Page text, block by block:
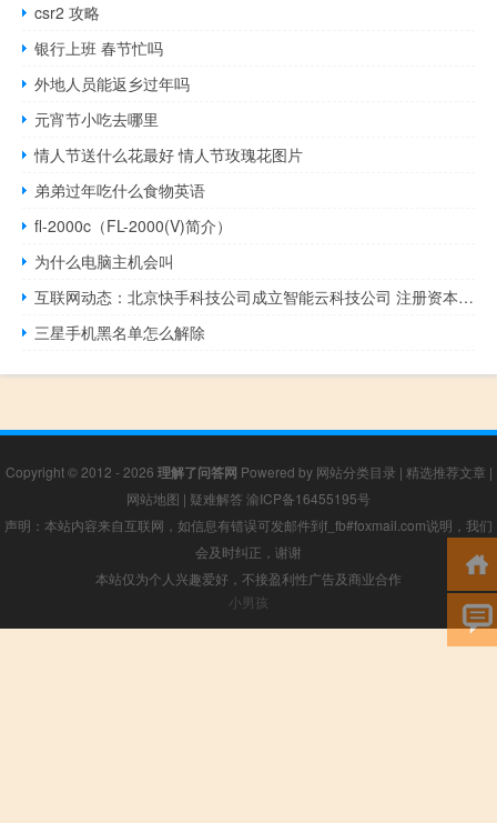
csr2 攻略
银行上班 春节忙吗
外地人员能返乡过年吗
元宵节小吃去哪里
情人节送什么花最好 情人节玫瑰花图片
弟弟过年吃什么食物英语
fl-2000c（FL-2000(V)简介）
为什么电脑主机会叫
互联网动态：北京快手科技公司成立智能云科技公司 注册资本5000万
三星手机黑名单怎么解除
Copyright © 2012 - 2026 理解了问答网 Powered by 网站分类目录 | 精选推荐文章 |
网站地图 | 疑难解答 渝ICP备16455195号
声明：本站内容来自互联网，如信息有错误可发邮件到f_fb#foxmail.com说明，我们
会及时纠正，谢谢
本站仅为个人兴趣爱好，不接盈利性广告及商业合作
小男孩